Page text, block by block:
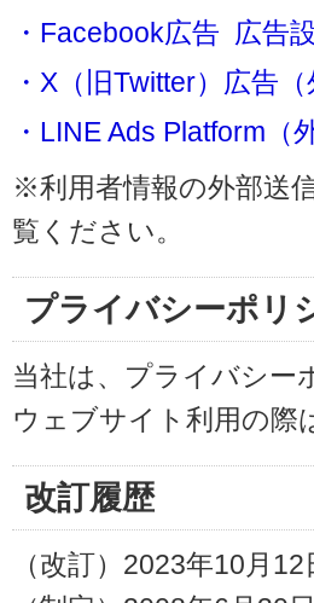
・Facebook広告 広告
・X（旧Twitter）広告
・LINE Ads Platform
※利用者情報の外部送
覧ください。
プライバシーポリ
当社は、プライバシー
ウェブサイト利用の際
改訂履歴
（改訂）2023年10月